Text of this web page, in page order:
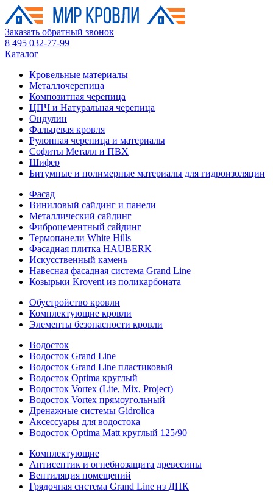
Заказать обратный звонок
8 495 032-77-99
Каталог
Кровельные материалы
Металлочерепица
Композитная черепица
ЦПЧ и Натуральная черепица
Ондулин
Фальцевая кровля
Рулонная черепица и материалы
Софиты Металл и ПВХ
Шифер
Битумные и полимерные материалы для гидроизоляции
Фасад
Виниловый сайдинг и панели
Металлический сайдинг
Фиброцементный сайдинг
Термопанели White Hills
Фасадная плитка HAUBERK
Искусственный камень
Навесная фасадная система Grand Line
Козырьки Krovent из поликарбоната
Обустройство кровли
Комплектующие кровли
Элементы безопасности кровли
Водосток
Водосток Grand Line
Водосток Grand Line пластиковый
Водосток Optima круглый
Водосток Vortex (Lite, Mix, Project)
Водосток Vortex прямоугольный
Дренажные системы Gidrolica
Аксессуары для водостока
Водосток Optima Matt круглый 125/90
Комплектующие
Антисептик и огнебиозащита древесины
Вентиляция помещений
Грядочная система Grand Line из ДПК